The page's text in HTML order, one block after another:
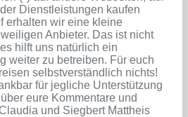
Dienstleistungen kaufen
erhalten wir eine kleine
Anbieter. Das ist nicht
hilft uns natürlich ein
weiter zu betreiben. Für euch
selbstverständlich nichts!
für jegliche Unterstützung
eure Kommentare und
und Siegbert Mattheis